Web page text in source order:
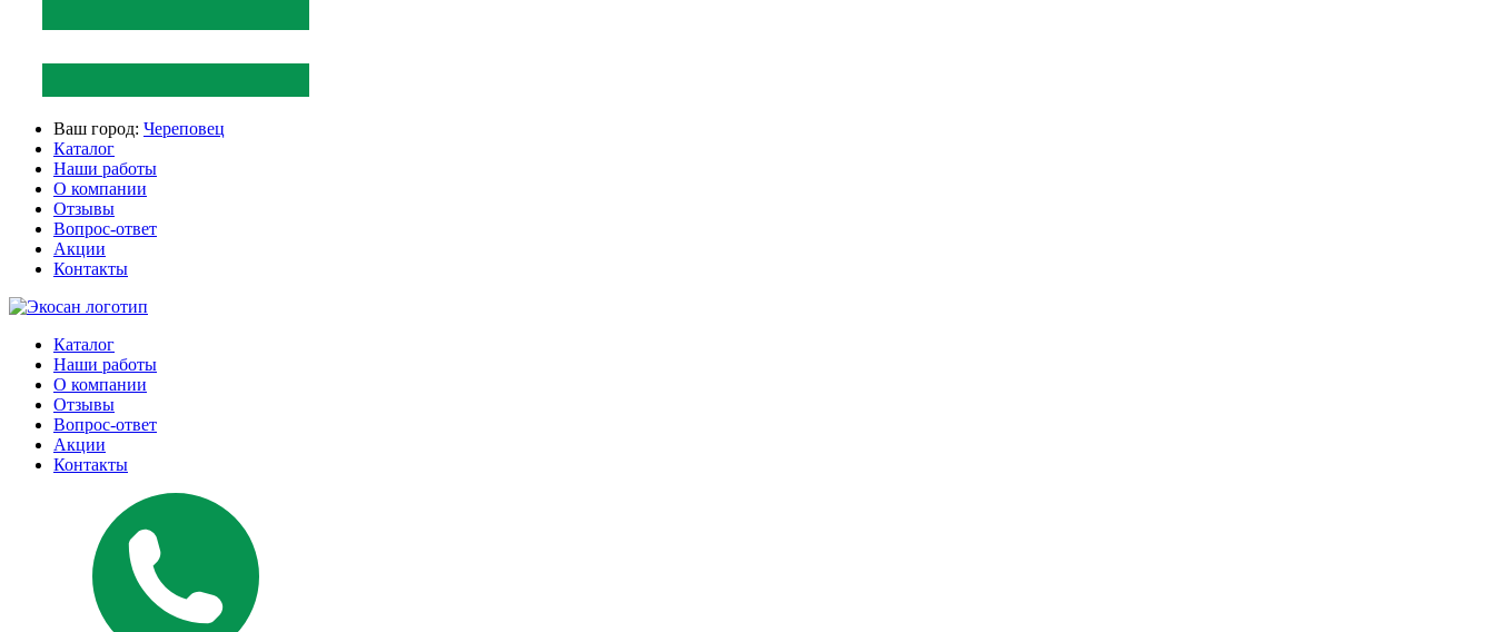
Ваш город: Череповец
Каталог
Наши работы
О компании
Отзывы
Вопрос-ответ
Акции
Контакты
Каталог
Наши работы
О компании
Отзывы
Вопрос-ответ
Акции
Контакты